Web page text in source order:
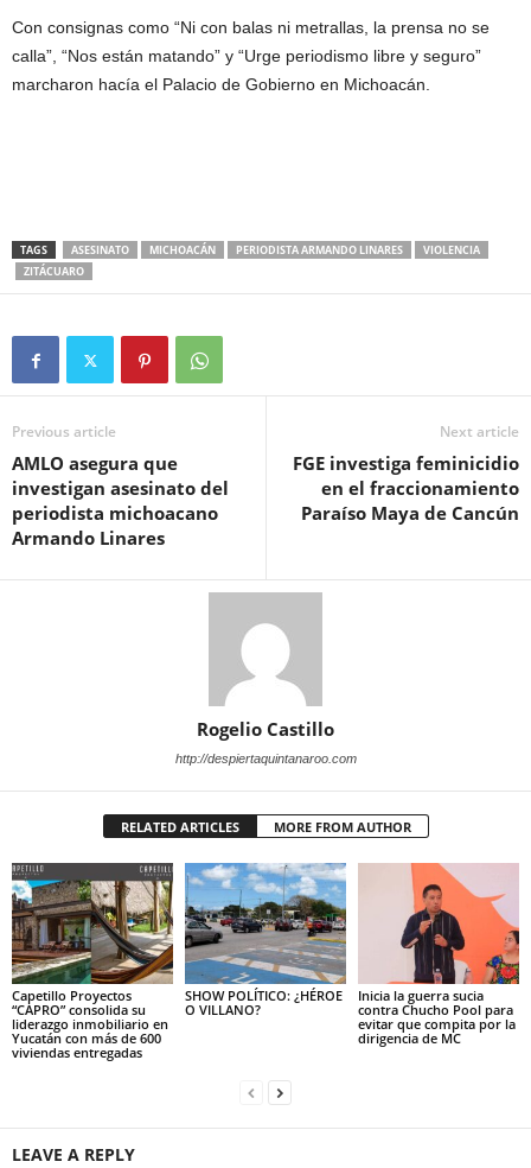
Con consignas como “Ni con balas ni metrallas, la prensa no se
calla”, “Nos están matando” y “Urge periodismo libre y seguro”
marcharon hacía el Palacio de Gobierno en Michoacán.
TAGS ASESINATO MICHOACÁN PERIODISTA ARMANDO LINARES
VIOLENCIA
ZITÁCUARO
Previous article
AMLO asegura que
investigan asesinato del
periodista michoacano
Armando Linares
Next article
FGE investiga feminicidio
en el fraccionamiento
Paraíso Maya de Cancún
Rogelio Castillo
http://despiertaquintanaroo.com
RELATED ARTICLES MORE FROM AUTHOR
Capetillo Proyectos
“CAPRO” consolida su
liderazgo inmobiliario en
Yucatán con más de 600
viviendas entregadas
SHOW POLÍTICO: ¿HÉROE
O VILLANO?
Inicia la guerra sucia
contra Chucho Pool para
evitar que compita por la
dirigencia de MC
LEAVE A REPLY